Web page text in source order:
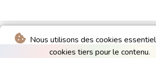
Nous utilisons des cookies
cookies tiers pour le contenu.